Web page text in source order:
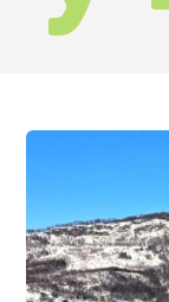
та
пройшла
сезону.